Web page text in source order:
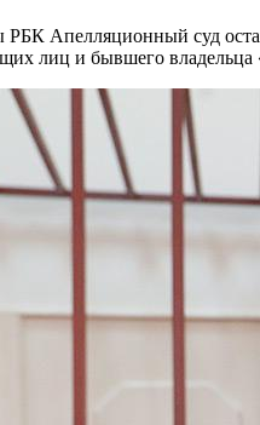
Апелляционный суд
лиц и бывшего